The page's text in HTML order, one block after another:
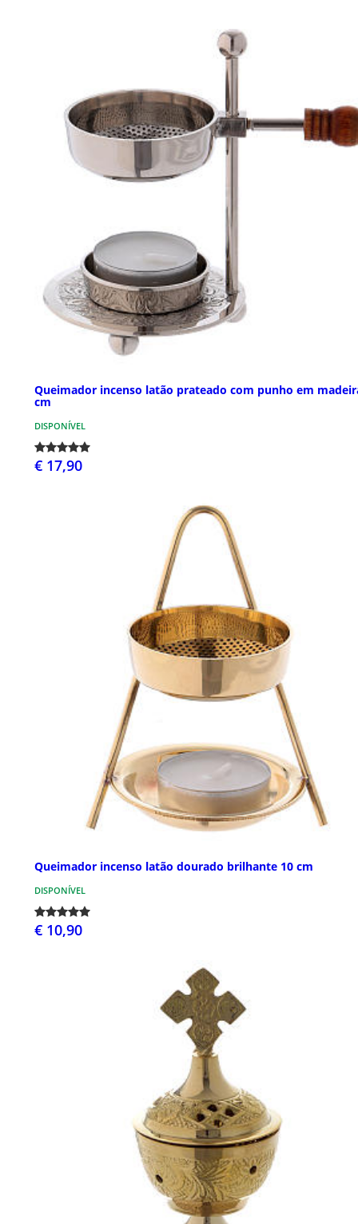
Queimador incenso latão prateado com punho em
cm
DISPONÍVEL
€ 17,90
Queimador incenso latão dourado brilhante 10 cm
DISPONÍVEL
€ 10,90